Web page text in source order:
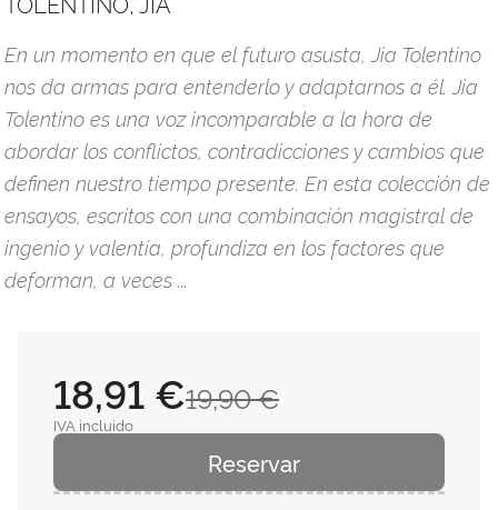
En un momento en que el futuro asusta, Jia Tolentino
nos da armas para entenderlo y adaptarnos a él. Jia
Tolentino es una voz incomparable a la hora de
abordar los conflictos, contradicciones y cambios que
definen nuestro tiempo presente. En esta colección de
ensayos, escritos con una combinación magistral de
ingenio y valentía, profundiza en los factores que
deforman, a veces ...
19,90 €
18,91 €
IVA incluido
Reservar